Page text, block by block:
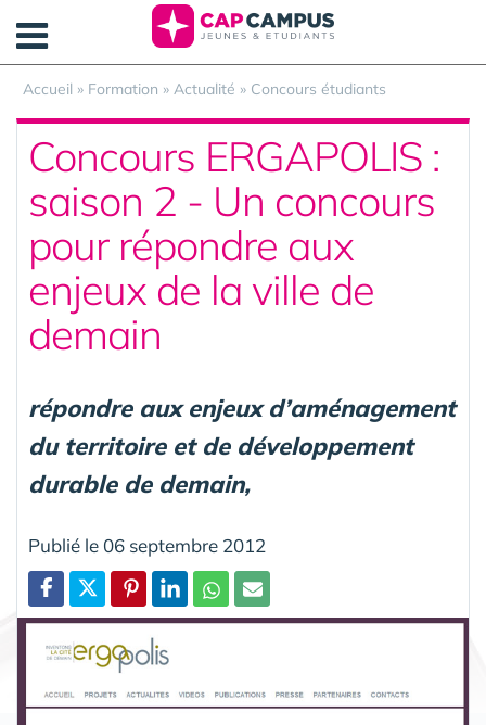
Accueil » Formation » Actualité » Concours étudiants
Concours ERGAPOLIS :
saison 2 - Un concours
pour répondre aux
enjeux de la ville de
demain
répondre aux enjeux d’aménagement
du territoire et de développement
durable de demain,
Publié le 06 septembre 2012
Partager
Panneau de gestion des cookies